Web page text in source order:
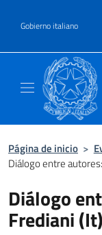
Gobierno italiano
Página de inicio >
Diálogo entre
Diálogo
Frediani